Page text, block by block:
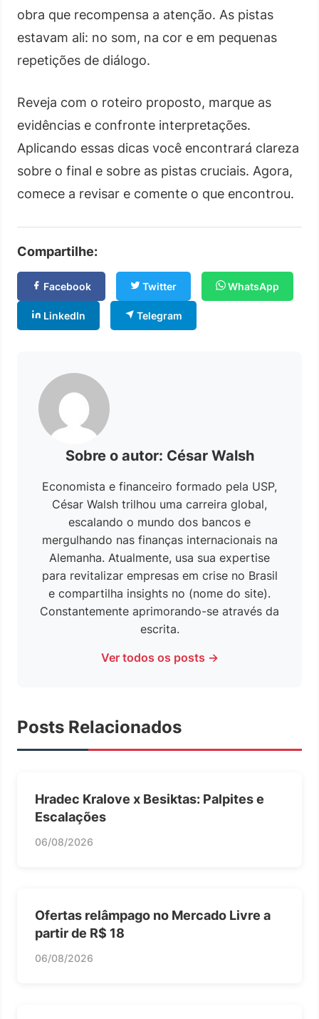
obra que recompensa a atenção. As pistas
estavam ali: no som, na cor e em pequenas
repetições de diálogo.
Reveja com o roteiro proposto, marque as
evidências e confronte interpretações.
Aplicando essas dicas você encontrará clareza
sobre o final e sobre as pistas cruciais. Agora,
comece a revisar e comente o que encontrou.
Compartilhe:
Facebook Twitter WhatsApp
LinkedIn Telegram
Sobre o autor: César Walsh
Economista e financeiro formado pela USP,
César Walsh trilhou uma carreira global,
escalando o mundo dos bancos e
mergulhando nas finanças internacionais na
Alemanha. Atualmente, usa sua expertise
para revitalizar empresas em crise no Brasil
e compartilha insights no (nome do site).
Constantemente aprimorando-se através da
escrita.
Ver todos os posts →
Posts Relacionados
Hradec Kralove x Besiktas: Palpites e
Escalações
06/08/2026
Ofertas relâmpago no Mercado Livre a
partir de R$ 18
06/08/2026